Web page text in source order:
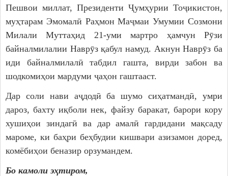
Қарорҳои раиси ноҳия
Қонунҳо
Пешвои миллат, Президенти Ҷумҳурии Тоҷикистон,
муҳтарам Эмомалӣ Раҳмон Маҷмаи Умумии Созмони
Милали Муттаҳид 21-уми мартро ҳамчун Рӯзи
байналмилалии Наврӯз қабул намуд. Акнун Наврӯз ба
иди байналмилалӣ табдил гашта, вирди забон ва
шодкомиҳои мардуми ҷаҳон гаштааст.
Дар соли нави аҷдодӣ ба шумо сиҳатмандӣ, умри
дароз, бахту иқболи нек, файзу баракат, барори кору
хушиҳои зиндагӣ ва дар амалӣ гардидани мақсаду
мароме, ки баҳри беҳбудии кишвари азизамон доред,
комёбиҳои беназир орзумандем.
Бо камоли эҳтиром,